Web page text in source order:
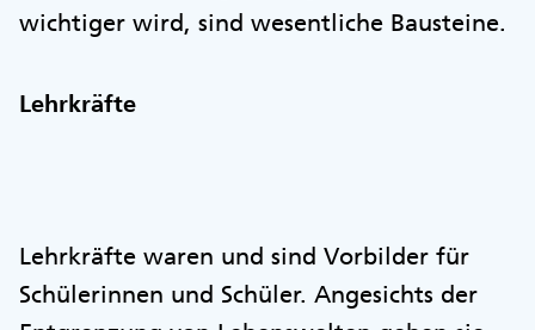
wichtiger wird, sind wesentliche Bausteine.
Lehrkräfte
Lehrkräfte waren und sind Vorbilder für
Schülerinnen und Schüler. Angesichts der